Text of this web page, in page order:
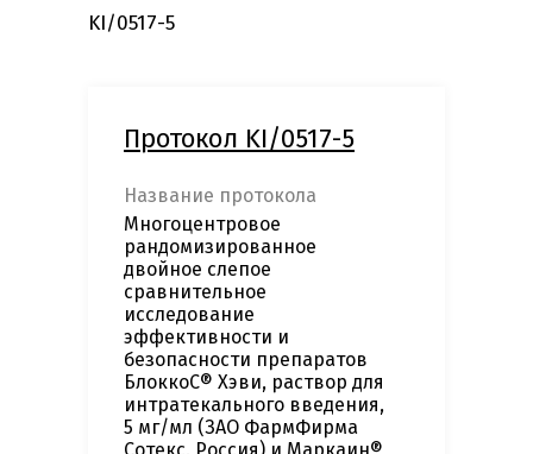
KI/0517-5
Протокол KI/0517-5
Название протокола
Многоцентровое
рандомизированное
двойное слепое
сравнительное
исследование
эффективности и
безопасности препаратов
БлоккоС® Хэви, раствор для
интратекального введения,
5 мг/мл (ЗАО ФармФирма